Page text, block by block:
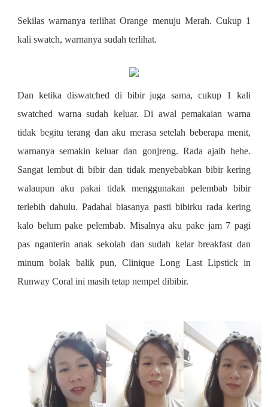
Sekilas warnanya terlihat Orange menuju Merah. Cukup 1
kali swatch, warnanya sudah terlihat.
Dan ketika diswatched di bibir juga sama, cukup 1 kali
swatched warna sudah keluar. Di awal pemakaian warna
tidak begitu terang dan aku merasa setelah beberapa menit,
warnanya semakin keluar dan gonjreng. Rada ajaib hehe.
Sangat lembut di bibir dan tidak menyebabkan bibir kering
walaupun aku pakai tidak menggunakan pelembab bibir
terlebih dahulu. Padahal biasanya pasti bibirku rada kering
kalo belum pake pelembab. Misalnya aku pake jam 7 pagi
pas nganterin anak sekolah dan sudah kelar breakfast dan
minum bolak balik pun, Clinique Long Last Lipstick in
Runway Coral ini masih tetap nempel dibibir.